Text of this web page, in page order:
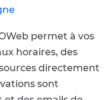
permet à vos
horaires, des
directement
sont